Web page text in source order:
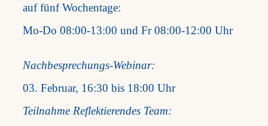
auf fünf Wochentage:
Mo-Do 08:00-13:00 und Fr 08:00-12:00 Uhr
Nachbesprechungs-Webinar:
03. Februar, 16:30 bis 18:00 Uhr
Teilnahme Reflektierendes Team: